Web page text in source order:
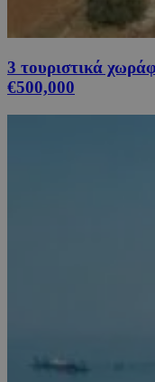
3 τουριστικά
€500,000